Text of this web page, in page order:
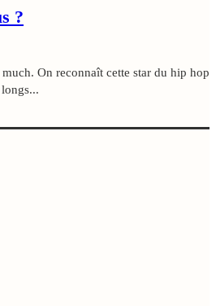
?
On reconnaît cette star du hip hop